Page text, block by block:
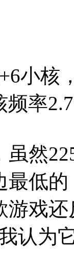
小核
频率
虽然
最低
游戏
认为